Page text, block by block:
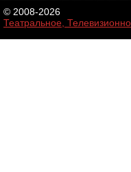
© 2008-2026
Театральное,